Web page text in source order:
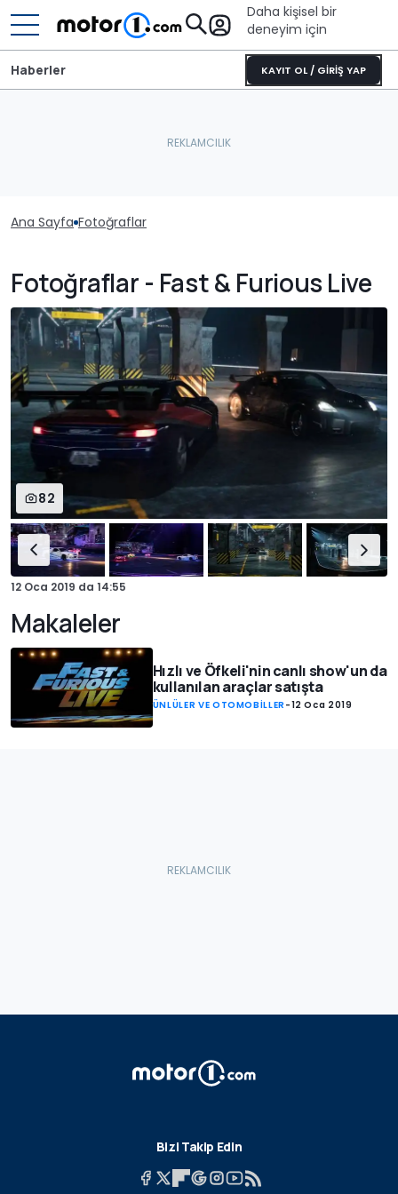
Daha kişisel bir
deneyim için
KAYIT OL / GİRİŞ YAP
Haberler
Ana Sayfa Fotoğraflar
Fotoğraflar - Fast & Furious Live
82
12 Oca 2019 da 14:55
Makaleler
Hızlı ve Öfkeli'nin canlı show'un da
kullanılan araçlar satışta
ÜNLÜLER VE OTOMOBİLLER -12 Oca 2019
Bizi Takip Edin